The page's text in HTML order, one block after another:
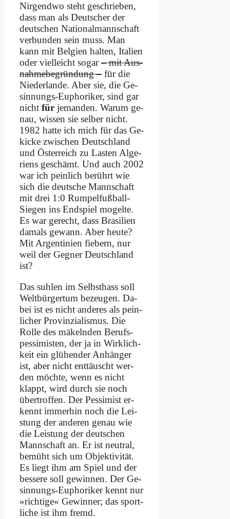
Nir­gend­wo steht ge­schrie­ben,
dass man als Deut­scher der
deut­schen Na­tio­nal­mann­schaft
ver­bun­den sein muss. Man
kann mit Bel­gi­en hal­ten, Ita­li­en
oder viel­leicht so­gar– mit Aus­
nah­me­be­grün­dung – für die
Nie­der­lan­de. Aber sie, die Ge­
sin­nungs-Eu­pho­ri­ker, sind gar
nicht für je­man­den. War­um ge­
nau, wis­sen sie sel­ber nicht.
1982 hat­te ich mich für das Ge­
kicke zwi­schen Deutsch­land
und Öster­reich zu La­sten Al­ge­
ri­ens ge­schämt. Und auch 2002
war ich pein­lich be­rührt wie
sich die deut­sche Mann­schaft
mit drei 1:0 Rum­pel­­fuß­ball-
Sie­gen ins End­spiel mo­gel­te.
Es war ge­recht, dass Bra­si­li­en
da­mals ge­wann. Aber heu­te?
Mit Ar­gen­ti­ni­en fie­bern, nur
weil der Geg­ner Deutsch­land
ist?
Das suh­len im Selbst­hass soll
Welt­bür­ger­tum be­zeu­gen. Da­
bei ist es nicht an­de­res als pein­
li­cher Pro­vin­zia­lis­mus. Die
Rol­le des mä­keln­den Be­rufs­
pes­si­mi­sten, der ja in Wirk­lich­
keit ein glü­hen­der An­hän­ger
ist, aber nicht ent­täuscht wer­
den möch­te, wenn es nicht
klappt, wird durch sie noch
über­trof­fen. Der Pes­si­mist er­
kennt im­mer­hin noch die Lei­
stung der an­de­ren ge­nau wie
die Lei­stung der deut­schen
Mann­schaft an. Er ist neu­tral,
be­müht sich um Ob­jek­ti­vi­tät.
Es liegt ihm am Spiel und der
bes­se­re soll ge­win­nen. Der Ge­
sin­nungs-Eu­pho­ri­ker kennt nur
»rich­ti­ge« Ge­win­ner; das sport­
li­che ist ihm fremd.